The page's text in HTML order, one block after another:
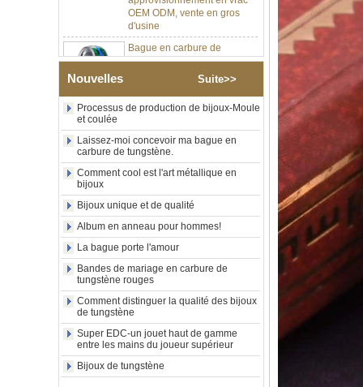
Bague en carbure de
tungstène argenté poli de 8
mm, incrustation centrale
d'opale bleue écrasée avec
synthétique, alliance pour
intérieure personnalisée,
OEM ODM, vente en gros
d'usin
Bague en carbure de
tungstène avec chevalière
carrée polie noire,
incrustation en bois avec
motif croisé en coquille
d'ormeau, bague de
déclaration religieuse pour
hommes, gravure intérieure
personnalisée,
approvisionnement en vrac
OEM ODM, vente en
Bague en carbure de
tungstène plaqué or rose de
8 mm, corde de guitare rouge
et incrustation d'opale
écrasée, alliance pour
Nouvelles Suite>>
Processus de production de bijoux-Moule
et coulée
Laissez-moi concevoir ma bague en
carbure de tungstène.
Comment cool est l'art métallique en
bijoux
Bijoux unique et de qualité
Album en anneau pour hommes!
La bague porte l'amour
Bandes de mariage en carbure de
tungstène rouges
Comment distinguer la qualité des bijoux
de tungstène
Super EDC-un jouet haut de gamme
entre les mains du joueur supérieur
Bijoux de tungstène